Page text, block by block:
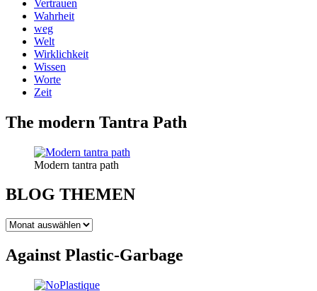
Vertrauen
Wahrheit
weg
Welt
Wirklichkeit
Wissen
Worte
Zeit
The modern Tantra Path
Modern tantra path
BLOG THEMEN
BLOG
Against Plastic-Garbage